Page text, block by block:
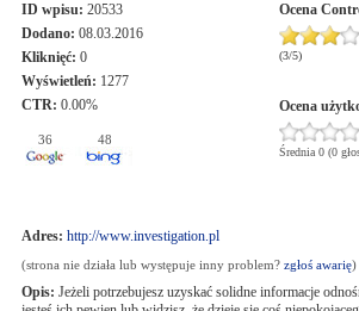
ID wpisu: 20533
Dodano: 08.03.2016
Kliknięć: 0
Wyświetleń: 1277
CTR: 0.00%
36 48
Ocena
(3/5)
Ocena
Średnia 0 (0
Adres: http://www.investigation.pl
(strona nie działa lub występuje inny problem? zgłoś awarię)
Opis: Jeżeli potrzebujesz uzyskać solidne informacje